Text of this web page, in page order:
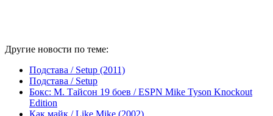
Другие новости по теме:
Подстава / Setup (2011)
Подстава / Setup
Бокс: М. Тайсон 19 боев / ESPN Mike Tyson Knockout
Edition
Как майк / Like Mike (2002)